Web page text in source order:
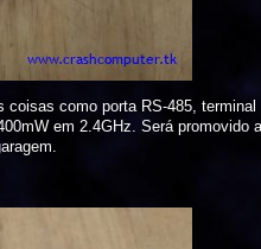
como porta RS-485,
em 2.4GHz. Será promovido